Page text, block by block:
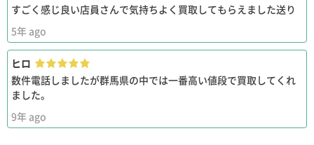
すごく感じ良い店員さんで気持ちよく買取してもらえました送り
5年 ago
ヒロ
数件電話しましたが群馬県の中では一番高い値段で買取してくれ
ました。
9年 ago